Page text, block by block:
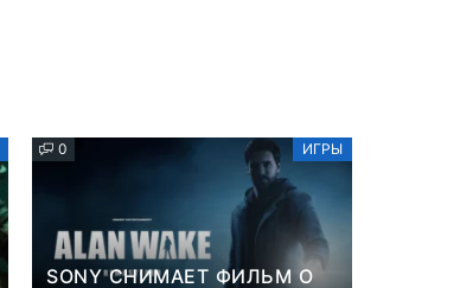
0 ИГРЫ
SONY СНИМАЕТ ФИЛЬМ О